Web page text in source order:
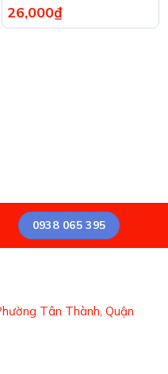
26,000₫
0938 065 395
Tân Thành, Quận